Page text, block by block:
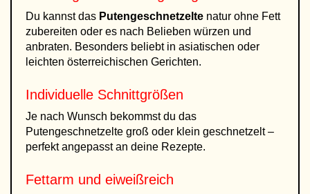
Du kannst das Putengeschnetzelte natur ohne Fett
zubereiten oder es nach Belieben würzen und
anbraten. Besonders beliebt in asiatischen oder
leichten österreichischen Gerichten.
Individuelle Schnittgrößen
Je nach Wunsch bekommst du das
Putengeschnetzelte groß oder klein geschnetzelt –
perfekt angepasst an deine Rezepte.
Fettarm und eiweißreich